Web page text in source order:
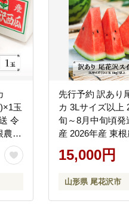
玉
令
農産
※沖
ns-
先行予約 訳あり
カ 3Lサイズ以上
旬～8月中旬頃発
産 2026年産 東
ター すいか 西
離島への配送不可
15,000円
山形県 尾花沢市